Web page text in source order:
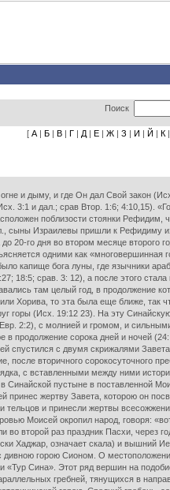
Поиск
[ А | Б | В | Г | Д | Е | Ж | З | И | Й | К |
и дыму, и где Он дал Свой закон
3:1 и дал.; срав Втор. 1:6; 4:10,15).
поблизости стоянки Рефидим,
сыны Израилевы пришли к Рефидиму
до 20-го дня во втором месяце
одними как «многовершинная
капище бога луны, где язычники
18:5; срав. 3: 12), а после этого
там целый год, в продолжение
Хорива, то эта была еще ближе, так
горы (Исх. 19:12 23). На эту
2:2), с молнией и громом, и
в продолжение сорока дней и ночей
спустился с двумя скрижалями
после вторичного
с вставленными между ними
Синайской пустыне в поставленной
принес жертву Завета, которою он
тельцов и принесли жертвы
Моисей окропил народ, говоря:
во второй раз праздник Пасхи,
Хаджар, означает скала) и вышний
горою Сионом. О
Сина». Этот ряд вершин на
гребней, тянущихся в